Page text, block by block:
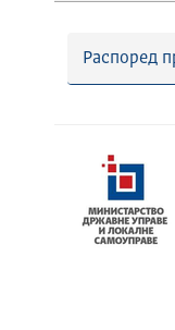
Распоред